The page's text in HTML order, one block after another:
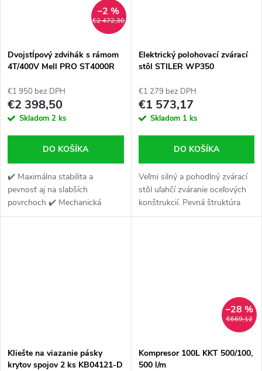
€2 472,30
–2 %
Dvojstĺpový zdvihák s rámom
4T/400V Mell PRO ST4000R
€1 950 bez DPH
€2 398,50
Skladom 2 ks
DO KOŠÍKA
✔️ Maximálna stabilita a
pevnosť aj na slabších
povrchoch ✔️ Mechanická
synchronizácia na úrovni
Elektrický polohovací zvárací
stôl STILER WP350
€1 279 bez DPH
€1 573,17
Skladom 1 ks
DO KOŠÍKA
Veľmi silný a pohodlný zvárací
stôl uľahčí zváranie oceľových
konštrukcií. Pevná štruktúra
ľahko unesie hmotnosť až 350
Kliešte na viazanie pásky
krytov spojov 2 ks KB04121-D
€669,12
–28 %
Kompresor 100L KKT 500/100,
500 l/m